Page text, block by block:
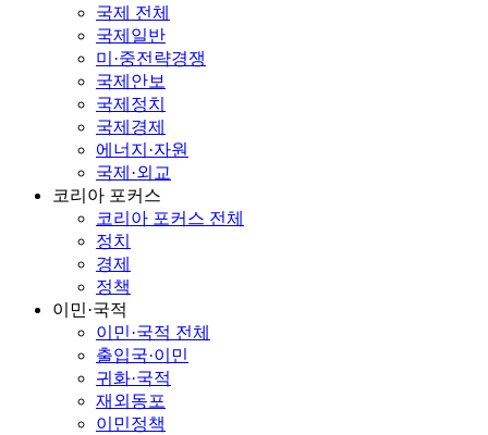
국제 전체
국제일반
미·중전략경쟁
국제안보
국제정치
국제경제
에너지·자원
국제·외교
코리아 포커스
코리아 포커스 전체
정치
경제
정책
이민·국적
이민·국적 전체
출입국·이민
귀화·국적
재외동포
이민정책